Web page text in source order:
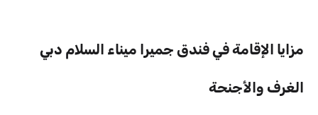
مزايا الإقامة في فندق جميرا ميناء السلام دبي
الغرف والأجنحة